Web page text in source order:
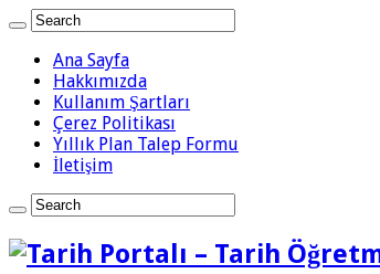
Ana Sayfa
Hakkımızda
Kullanım Şartları
Çerez Politikası
Yıllık Plan Talep Formu
İletişim